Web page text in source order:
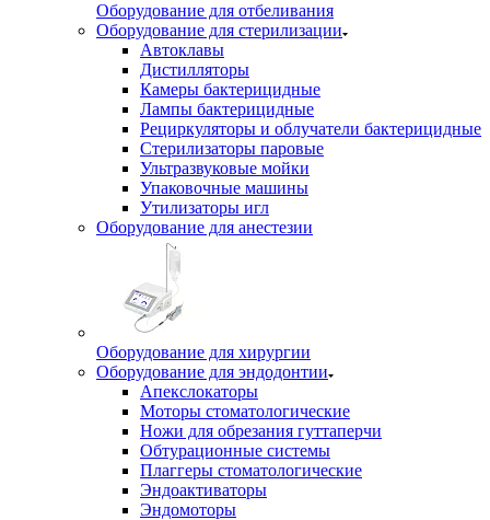
Оборудование для отбеливания
Оборудование для стерилизации
Автоклавы
Дистилляторы
Камеры бактерицидные
Лампы бактерицидные
Рециркуляторы и облучатели бактерицидные
Стерилизаторы паровые
Ультразвуковые мойки
Упаковочные машины
Утилизаторы игл
Оборудование для анестезии
Оборудование для хирургии
Оборудование для эндодонтии
Апекслокаторы
Моторы стоматологические
Ножи для обрезания гуттаперчи
Обтурационные системы
Плаггеры стоматологические
Эндоактиваторы
Эндомоторы